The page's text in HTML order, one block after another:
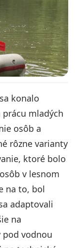
konalo
mladých
osôb a
rôzne varianty
ktoré bolo
v lesnom
na to, bol
adaptovali
na
pod vodnou